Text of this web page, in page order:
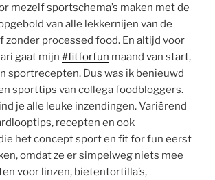
mezelf sportschema’s maken met de
van alle lekkernijen van de
zonder processed food. En altijd voor
gaat mijn #fitforfun maand van start,
sportrecepten. Dus was ik benieuwd
sporttips van collega foodbloggers.
je alle leuke inzendingen. Variërend
recepten en ook
het concept sport en fit for fun eerst
omdat ze er simpelweg niets mee
voor linzen, bietentortilla’s,